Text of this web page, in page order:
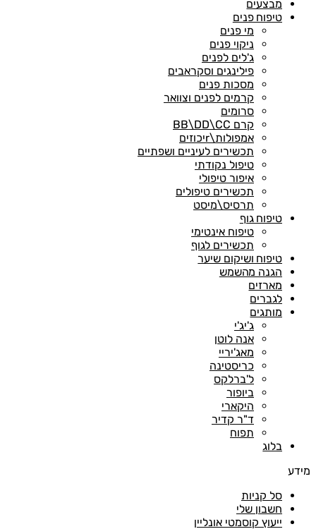
מבצעים
טיפוח פנים
מי פנים
ניקוי פנים
ג'לים לפנים
פילינגים וסקראבים
מסכות פנים
קרמים לפנים וצוואר
סרומים
קרם BB\DD\CC
אמפולות\rיכוזים
תכשירים לעיניים ושפתיים
טיפול נקודתי
איפור טיפולי
תכשירים טיפולים
תרסיס\מיסט
טיפוח גוף
טיפוח אינטימי
תכשירים לגוף
טיפוח ושיקום שיער
הגנה מהשמש
מארזים
לגברים
מותגים
ג'יג'י
אנה לוטן
מאג'יריי
כריסטינה
ל'ברלקס
ביופור
היקארי
ד"ר קדיר
תפוח
בלוג
מידע
סל קניות
חשבון שלי
ייעוץ קוסמטי אונליין